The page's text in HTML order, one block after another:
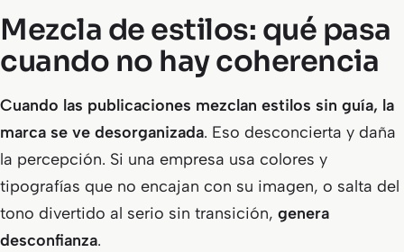
Mezcla de estilos: qué pasa
cuando no hay coherencia
Cuando las publicaciones mezclan estilos sin guía, la
marca se ve desorganizada. Eso desconcierta y daña
la percepción. Si una empresa usa colores y
tipografías que no encajan con su imagen, o salta del
tono divertido al serio sin transición, genera
desconfianza.